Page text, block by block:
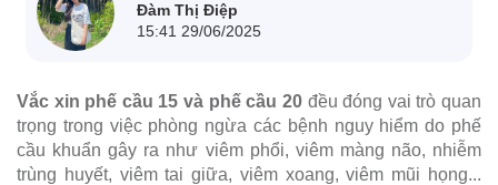
Đàm Thị Điệp
15:41 29/06/2025
Vắc xin phế cầu 15 và phế cầu 20đều đóng vai trò quan
trọng trong việc phòng ngừa các bệnh nguy hiểm do phế
cầu khuẩn gây ra như viêm phổi, viêm màng não, nhiễm
trùng huyết, viêm tai giữa, viêm xoang, viêm mũi họng...